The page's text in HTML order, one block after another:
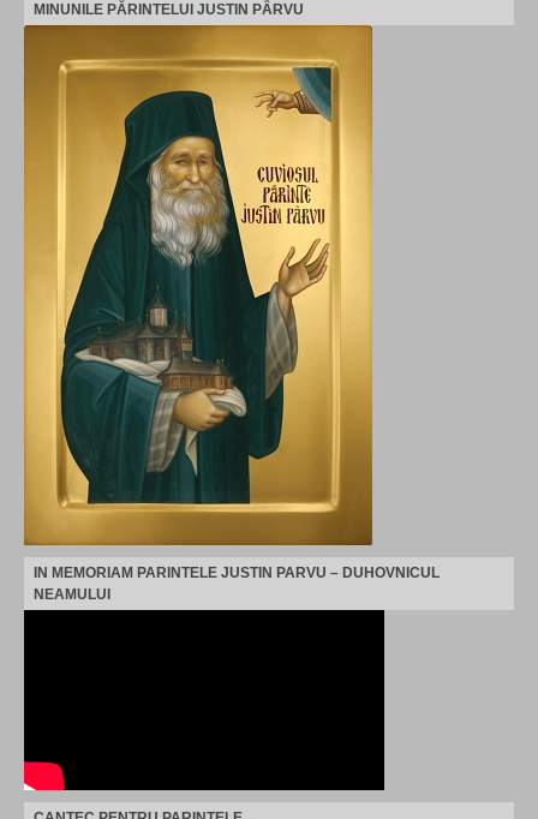
MINUNILE PĂRINTELUI JUSTIN PÂRVU
IN MEMORIAM PARINTELE JUSTIN PARVU – DUHOVNICUL
NEAMULUI